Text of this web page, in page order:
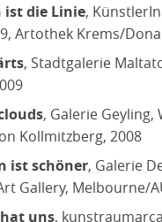
ist die Linie,
Artothek Krems/
, Stadtgalerie
, Galerie Geyling,
Kollmitzberg, 2008
ist schöner, Galerie
Gallery, Melbourne/
uns,